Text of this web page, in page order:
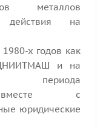
металлов
действия на
х годов как
и на
периода
вместе с
юридические